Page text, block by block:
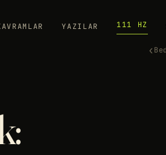
YAZILAR 111 HZ
‹